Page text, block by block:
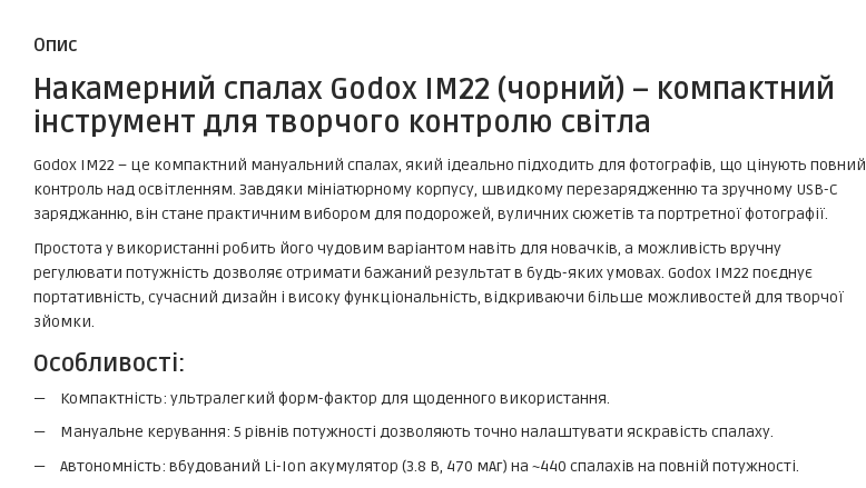
Опис
Накамерний спалах Godox IM22 (чорний) – компактний
інструмент для творчого контролю світла
Godox IM22 – це компактний мануальний спалах, який ідеально підходить для фотографів, що цінують повний
контроль над освітленням. Завдяки мініатюрному корпусу, швидкому перезарядженню та зручному USB-C
заряджанню, він стане практичним вибором для подорожей, вуличних сюжетів та портретної фотографії.
Простота у використанні робить його чудовим варіантом навіть для новачків, а можливість вручну
регулювати потужність дозволяє отримати бажаний результат в будь-яких умовах. Godox IM22 поєднує
портативність, сучасний дизайн і високу функціональність, відкриваючи більше можливостей для творчої
зйомки.
Особливості:
Компактність: ультралегкий форм-фактор для щоденного використання.
Мануальне керування: 5 рівнів потужності дозволяють точно налаштувати яскравість спалаху.
Автономність: вбудований Li-Ion акумулятор (3.8 В, 470 мАг) на ~440 спалахів на повній потужності.